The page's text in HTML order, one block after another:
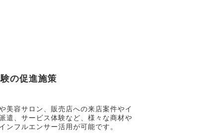
の促進施策
美容サロン、販売店への来店案件やイ
遣、サービス体験など、様々な商材や
ンフルエンサー活用が可能です。